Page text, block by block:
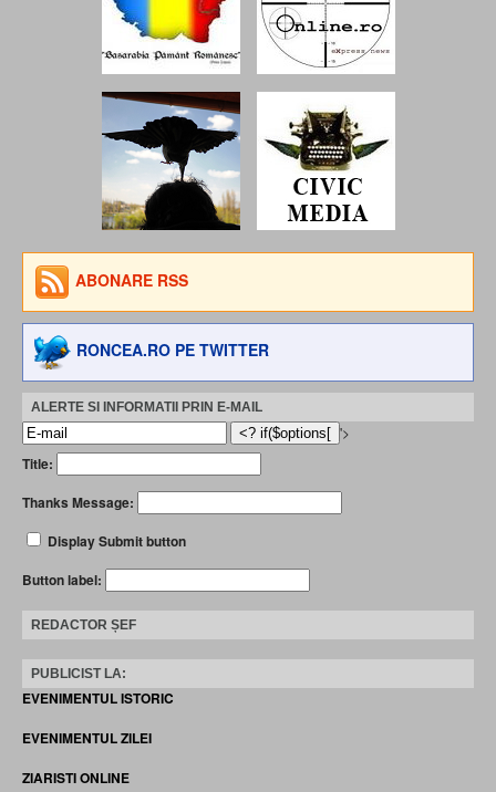
ABONARE RSS
RONCEA.RO PE TWITTER
ALERTE SI INFORMATII PRIN E-MAIL
'>
Title:
Thanks Message:
Display Submit button
Button label:
REDACTOR ȘEF
PUBLICIST LA:
EVENIMENTUL ISTORIC
EVENIMENTUL ZILEI
ZIARISTI ONLINE